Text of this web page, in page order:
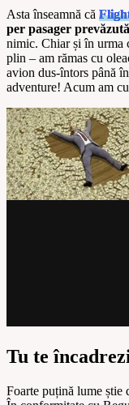
Asta înseamnă că
per pasager
nimic. Chiar și în urma
plin – am rămas cu
avion dus-întors până
adventure! Acum am
Tu te
Foarte puțină lume știe